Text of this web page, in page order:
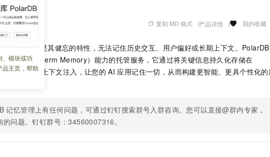
、模块或功
品主页，帮助
复制 MD 格式 产品详情 我的收藏
心挑战之一是其健忘的特性，无法记住历史交互、用户偏好或长期上下文。 PolarDB
忆（Long-term Memory）能力的托管服务，它通过将关键信息持久化存储在
检索与动态上下文注入，让您的 AI 应用记住一切，从而构建更智能、更具个性化的
记忆管理上有任何问题，可通过钉钉搜索群号入群咨询。您可以直接@群内专家，
的问题。钉钉群号：34560007316。
Kimi-K3 NEW
Kimi 最新旗舰模型，长程编程与推理利器
GLM-5.2
HappyHorse-1.1-T2V
让文字生成流畅细腻的高质量视频
务
对象存储 OSS
人工智能平台 PAI 大模型
一站式AI开发、训练和推理服务
Qoder CN
容器服务 Kubernetes 版 ACK
提供一站式管理容器应用的 K8s 服务
全托管，含MySQL、PostgreSQL、SQL Server、MariaDB多引擎
Qoder
面向真实软件的智能体编程平台
云原生数据库 PolarDB
云防火墙
云原生的云上边界网络安全防护产品
真正可用的 1M 上下文,一次完成代码全链路开发
即刻拥有 DeepSeek-V4-Pro
轻松解锁专属 DeepSeek-V4-Pro
5 分钟轻松部署专属 QwenPaw
从聊天伙伴进化为能主动干活的本地数字员工
Claude Code + GStack 打造工程团队
一键购买专属联机服务器，轻松开启游戏
高效搭建 AI 智能体与工作流应用
低代码高效构建企业门户网站
金券
云上创新
阿里云 OPC 创新助力计划
至高百万元 Token 补贴，加速一人公司成长
Token Plan 模型订阅计划 NEW
Qwen3.8-Max 首发尝鲜，限时加量 10 倍，夜间低至2折
千问办公，限时限量积分加倍 NEW
万小智 AI 建站低至 15元/月
送.CN域名，送备案服务码
从图文生成到视频创作，一键激活电商全链
AI 广告创作
图文、视频一站生成，高效打造优质广告
AI 建站
AI 短剧/漫剧
AI助力短剧漫剧创作，剧本、分镜、视频高
价格优势
推动算力普惠，释放技术红利
身份实名认证
短信
OCR 文字识别
发票查验
快递物流查询
JAVA
全能环境
WordPress
产品生态伙伴工作台
云网络合作计划
Salesforce On Alibaba Cloud ISV 合作
成为服务伙伴
企业增值服务台
企业成长
服务实践
信息公告
官网公告
云栖战略参考
云上的中国
看见新力量
金融模力时刻
魔搭 ModelScope
高校合作